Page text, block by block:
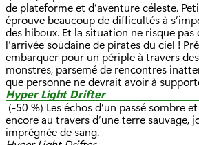
de plateforme et d’aventure céleste.
éprouve beaucoup de difficultés à
des hiboux. Et la situation ne risque pas
l’arrivée soudaine de pirates du ciel !
embarquer pour un périple à travers
monstres, parsemé de rencontres
que personne ne devrait avoir à
Hyper Light Drifter
(-50 %) Les échos d’un passé sombre
encore au travers d’une terre sauvage,
imprégnée de sang.